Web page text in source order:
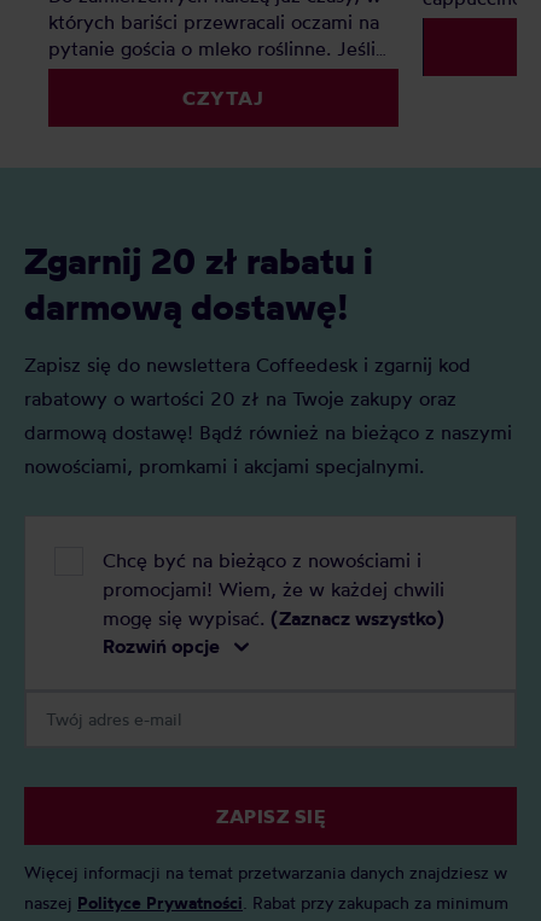
których bariści przewracali oczami na
pytanie gościa o mleko roślinne. Jeśli
zastanawiacie się, czym zastąpić mleko
do kawy, ten artykuł rozwieje Wasze
wątpliwości.
CZYTAJ
Zgarnij 20 zł rabatu i
darmową dostawę!
Zapisz się do newslettera Coffeedesk i zgarnij kod
rabatowy o wartości 20 zł na Twoje zakupy oraz
darmową dostawę! Bądź również na bieżąco z naszymi
nowościami, promkami i akcjami specjalnymi.
Chcę być na bieżąco z nowościami i
promocjami! Wiem, że w każdej chwili
mogę się wypisać. (Zaznacz wszystko)
Rozwiń opcje
ZAPISZ SIĘ
Więcej informacji na temat przetwarzania danych znajdziesz w
naszej Polityce Prywatności . Rabat przy zakupach za minimum